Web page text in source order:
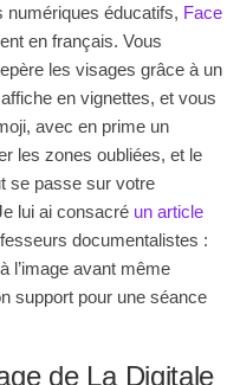
numériques éducatifs, Face
en français. Vous
les visages grâce à un
en vignettes, et vous
avec en prime un
les zones oubliées, et le
se passe sur votre
lui ai consacré un article
documentalistes :
l’image avant même
support pour une séance
de La Digitale